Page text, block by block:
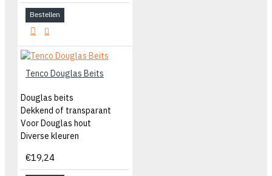
Bestellen
Tenco Douglas Beits
Douglas beits
Dekkend of transparant
Voor Douglas hout
Diverse kleuren
€19,24